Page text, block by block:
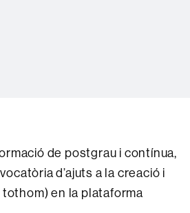
de postgrau i contínua,
d’ajuts a la creació i
en la plataforma